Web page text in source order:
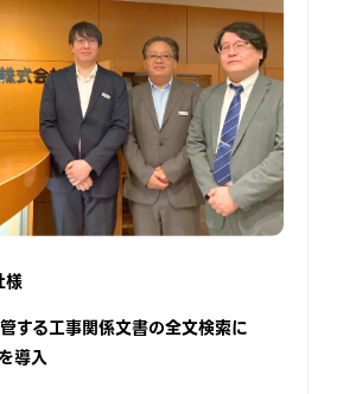
様
る工事関係文書の全文検索に
導入